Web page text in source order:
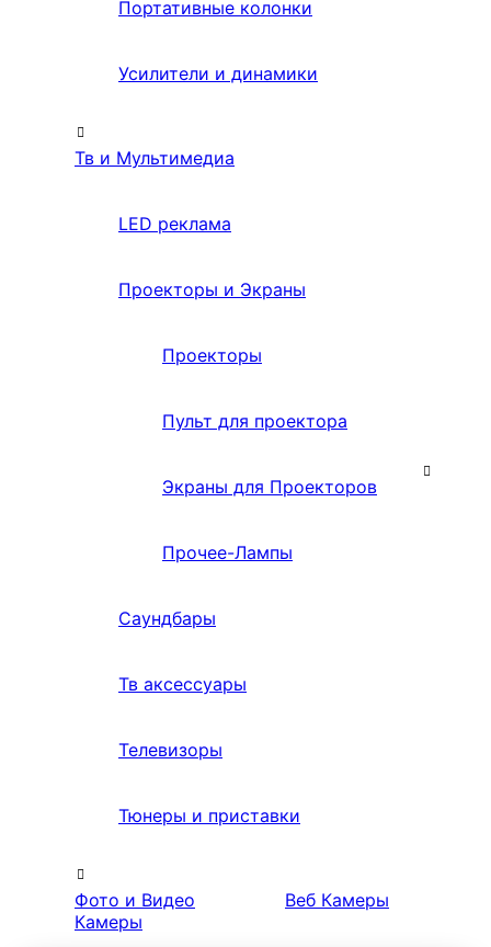
Портативные колонки
Усилители и динамики
Тв и Мультимедиа
LED реклама
Проекторы и Экраны
Проекторы
Пульт для проектора
Экраны для Проекторов
Прочее-Лампы
Саундбары
Тв аксессуары
Телевизоры
Тюнеры и приставки
Фото и Видео
Камеры
Веб Камеры